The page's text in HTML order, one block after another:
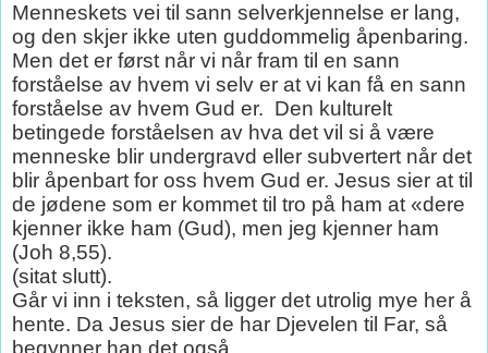
Menneskets vei til sann selverkjennelse er lang,
og den skjer ikke uten guddommelig åpenbaring.
Men det er først når vi når fram til en sann
forståelse av hvem vi selv er at vi kan få en sann
forståelse av hvem Gud er. Den kulturelt
betingede forståelsen av hva det vil si å være
menneske blir undergravd eller subvertert når det
blir åpenbart for oss hvem Gud er. Jesus sier at til
de jødene som er kommet til tro på ham at «dere
kjenner ikke ham (Gud), men jeg kjenner ham
(Joh 8,55).
(sitat slutt).
Går vi inn i teksten, så ligger det utrolig mye her å
hente. Da Jesus sier de har Djevelen til Far, så
begynner han det også.